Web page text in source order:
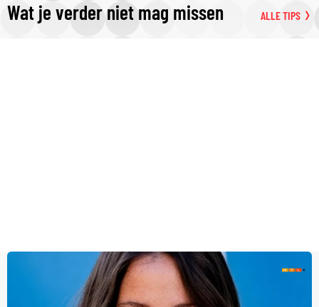
Wat je verder niet mag missen ALLE TIPS